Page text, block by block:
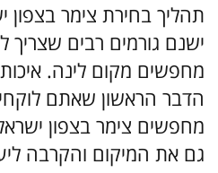
תהליך בחירת צימר בצפון
ישנם גורמים רבים
מחפשים מקום לינה.
הדבר הראשון שאתם
מחפשים צימר בצפון
גם את המיקום והקרבה